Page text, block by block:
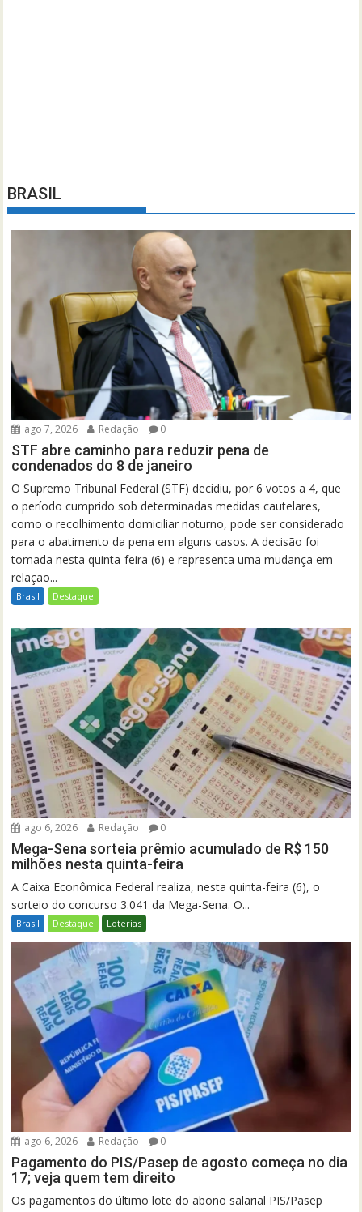
BRASIL
ago 7, 2026 Redação 0
STF abre caminho para reduzir pena de
condenados do 8 de janeiro
O Supremo Tribunal Federal (STF) decidiu, por 6 votos a 4, que
o período cumprido sob determinadas medidas cautelares,
como o recolhimento domiciliar noturno, pode ser considerado
para o abatimento da pena em alguns casos. A decisão foi
tomada nesta quinta-feira (6) e representa uma mudança em
relação...
Brasil Destaque
ago 6, 2026 Redação 0
Mega-Sena sorteia prêmio acumulado de R$ 150
milhões nesta quinta-feira
A Caixa Econômica Federal realiza, nesta quinta-feira (6), o
sorteio do concurso 3.041 da Mega-Sena. O...
Brasil Destaque Loterias
ago 6, 2026 Redação 0
Pagamento do PIS/Pasep de agosto começa no dia
17; veja quem tem direito
Os pagamentos do último lote do abono salarial PIS/Pasep